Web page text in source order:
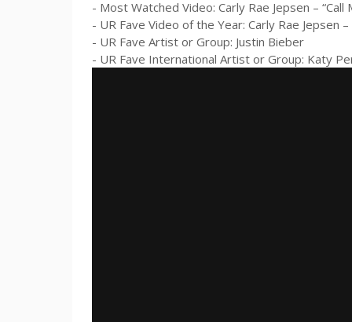
- Most Watched Video: Carly Rae Jepsen – “Call
- UR Fave Video of the Year: Carly Rae Jepsen –
- UR Fave Artist or Group: Justin Bieber
- UR Fave International Artist or Group: Katy